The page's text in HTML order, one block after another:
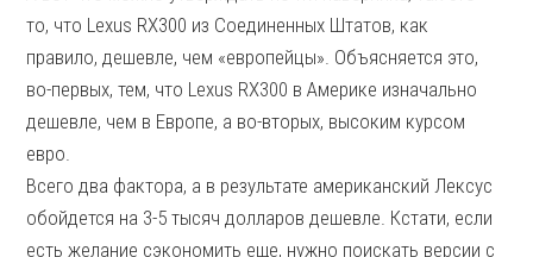
то, что Lexus RX300 из Соединенных Штатов, как
правило, дешевле, чем «европейцы». Объясняется это,
во-первых, тем, что Lexus RX300 в Америке изначально
дешевле, чем в Европе, а во-вторых, высоким курсом
евро.
Всего два фактора, а в результате американский Лексус
обойдется на 3-5 тысяч долларов дешевле. Кстати, если
есть желание сэкономить еще, нужно поискать версии с